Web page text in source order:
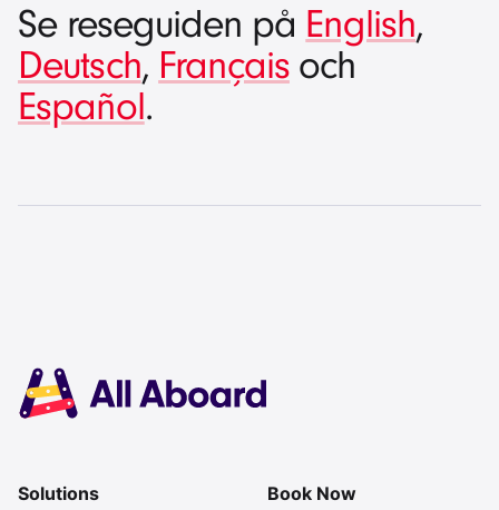
Se reseguiden på English,
Deutsch, Françaisoch
Español.
Solutions
Book Now